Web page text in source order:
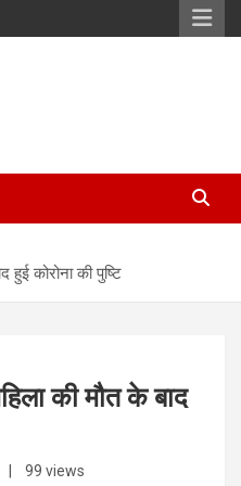
कोरोना की पुष्टि
की मौत के बाद
| 99 views